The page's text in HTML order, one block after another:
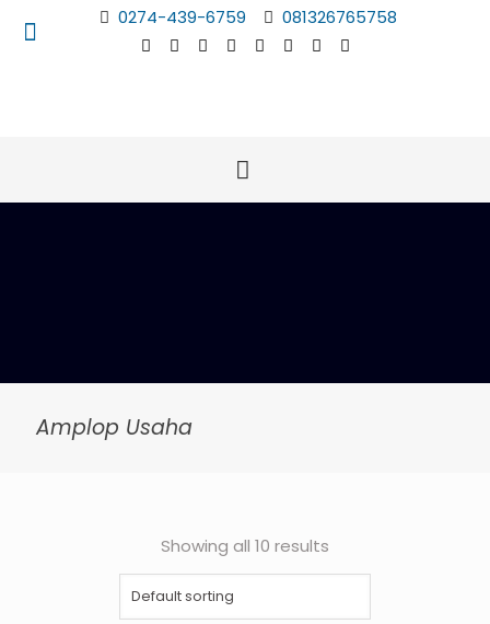
0274-439-6759 081326765758
Amplop Usaha
Showing all 10 results